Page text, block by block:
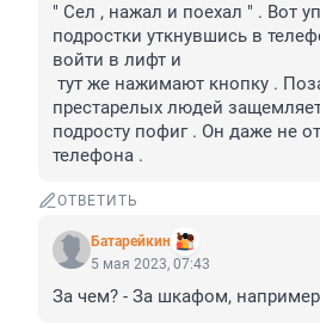
" Сел , нажал и поехал " . Вот
подростки уткнувшись в
войти в лифт и
тут же нажимают кнопку .
престарелых людей
подросту пофиг . Он даже не
телефона .
ОТВЕТИТЬ
Батарейкин
5 мая 2023, 07:43
За чем? - За шкафом,